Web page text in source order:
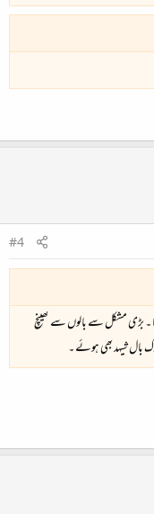
#4
۔ بڑی مشکل سے بالوں سے کھینچ
شیہد بھی ہوئے ۔